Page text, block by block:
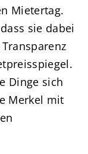
Mietertag.
sie dabei
Dinge sich
Merkel mit